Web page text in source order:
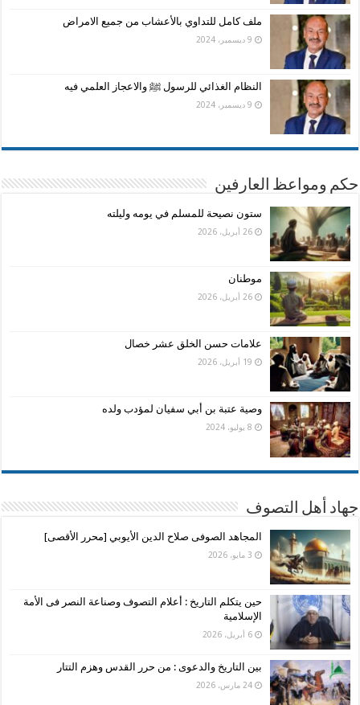
ملف كامل للتداوي بالأعشاب من جميع الامراض
9 ديسمبر، 2024
النظام الغذائي للرسول ﷺ والاعجاز العلمي فيه
9 ديسمبر، 2024
حكم ومواعظ العارفين
ستون نصيحة للمسلم في يومه وليلته
26 أبريل، 2026
موطنان
26 أبريل، 2026
علامات حسن الخلق عشر خصال
19 أبريل، 2026
وصية عتبة بن أبي سفيان لمؤدب ولده
8 يوليو، 2024
جهاد أهل التصوف
المجاهد الصوفى صلاح الدين الأيوبي [محرر الأقصى]
3 مايو، 2026
حين يتكلم التاريخ : أعلام التصوف وصناعة النصر فى الأمة
الإسلامية
6 أبريل، 2026
بين التاريخ والدعوى : من حرر القدس وهزم التتار
24 مارس، 2026